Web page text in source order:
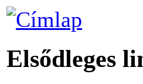
Elsődleges